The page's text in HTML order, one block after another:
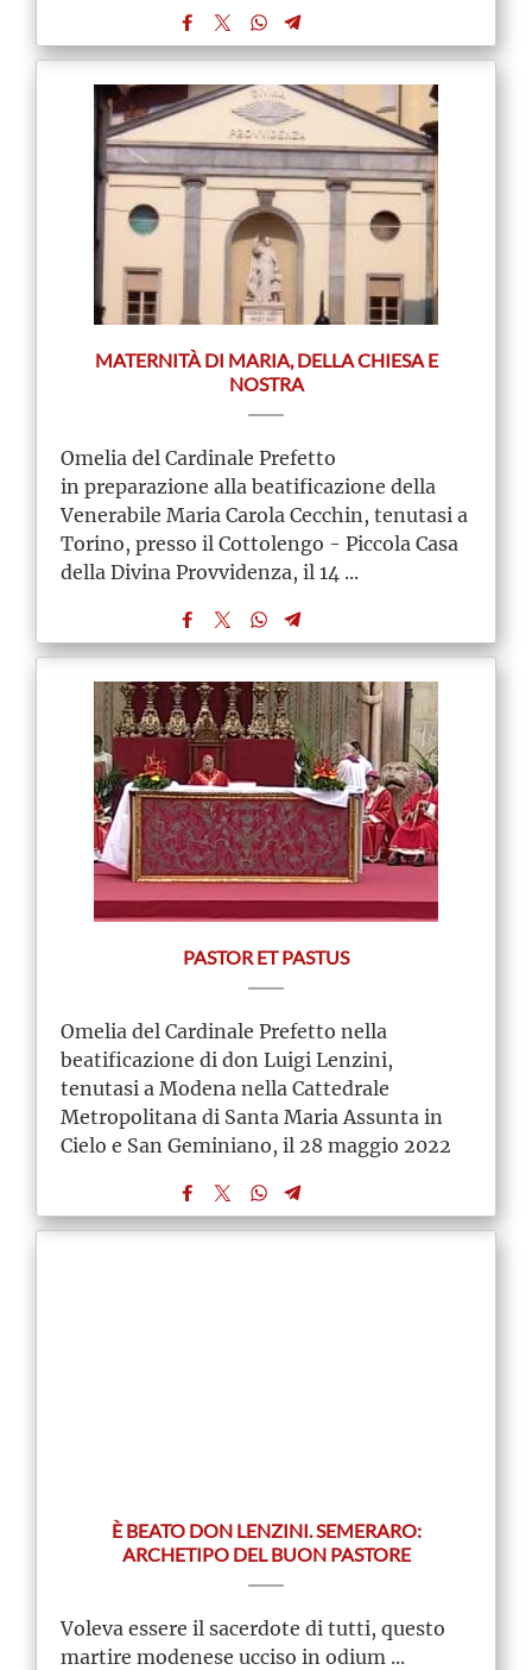
MATERNITÀ DI MARIA, DELLA CHIESA E
NOSTRA
Omelia del Cardinale Prefetto
in preparazione alla beatificazione della
Venerabile Maria Carola Cecchin, tenutasi a
Torino, presso il Cottolengo - Piccola Casa
della Divina Provvidenza, il 14 ...
PASTOR ET PASTUS
Omelia del Cardinale Prefetto nella
beatificazione di don Luigi Lenzini,
tenutasi a Modena nella Cattedrale
Metropolitana di Santa Maria Assunta in
Cielo e San Geminiano, il 28 maggio 2022
È BEATO DON LENZINI. SEMERARO:
ARCHETIPO DEL BUON PASTORE
Voleva essere il sacerdote di tutti, questo
martire modenese ucciso in odium ...